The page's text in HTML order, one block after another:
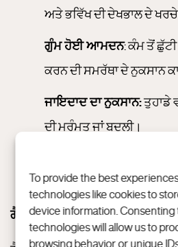
To provide the best
technologies like cookies to
device information. Consenting
technologies will allow us to
browsing behavior or unique
ਅਤੇ ਭਵਿੱਖ ਦੀ ਦੇਖਭਾਲ ਦੇ
ਗੁੰਮ ਹੋਈ ਆਮਦਨ: ਕੰਮ ਤੋਂ
ਕਰਨ ਦੀ ਸਮਰੱਥਾ ਦੇ ਨੁਕਸਾਨ
ਜਾਇਦਾਦ ਦਾ ਨੁਕਸਾਨ:ਤੁਹਾਡੇ
ਦੀ ਮੁਰੰਮਤ ਜਾਂ ਬਦਲੀ।
ਉਪਕਰਣਾਂ, ਅਤੇ ਹੋਰ ਬਹੁਤ ਕੁਝ
ਗੈਰ-ਆਰਥਿਕ ਨੁਕਸਾਨ